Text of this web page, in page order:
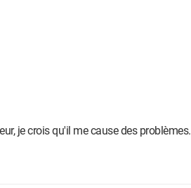
je crois qu'il me cause des problèmes.